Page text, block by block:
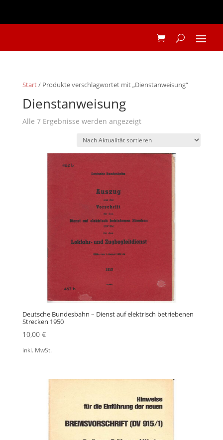
Start/ Produkte verschlagwortet mit „Dienstanweisung“
Dienstanweisung
Alle 7 Ergebnisse werden angezeigtNach
sortiert
Deutsche Bundesbahn – Dienst auf elektrisch betriebenen
Strecken 1950
10,00 €
inkl. MwSt.